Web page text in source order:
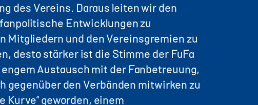
des Vereins. Daraus leiten wir den
Entwicklungen zu
Mitgliedern und den Vereinsgremien zu
desto stärker ist die Stimme der FuFa
Austausch mit der Fanbetreuung,
gegenüber den Verbänden mitwirken zu
Kurve“ geworden, einem